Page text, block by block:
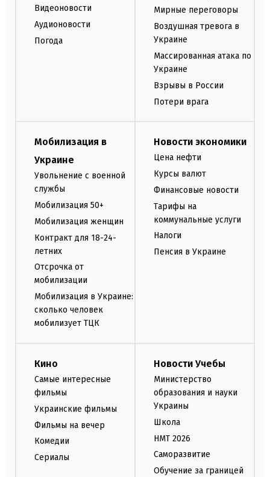
Видеоновости
Аудионовости
Погода
Мирные переговоры
Воздушная тревога в
Украине
Массированная атака по
Украине
Взрывы в России
Потери врага
Мобилизация в
Украине
Увольнение с военной
службы
Мобилизация 50+
Мобилизация женщин
Контракт для 18-24-
летних
Отсрочка от
мобилизации
Мобилизация в Украине:
сколько человек
мобилизует ТЦК
Новости экономики
Цена нефти
Курсы валют
Финансовые новости
Тарифы на
коммунальные услуги
Налоги
Пенсия в Украине
Кино
Самые интересные
фильмы
Украинские фильмы
Фильмы на вечер
Комедии
Сериалы
Новости Учебы
Министерство
образования и науки
Украины
Школа
НМТ 2026
Саморазвитие
Обучение за границей